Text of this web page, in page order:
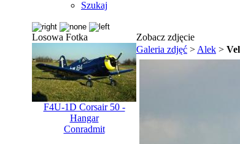
Szukaj
Losowa Fotka
F4U-1D Corsair 50 -
Hangar
Conradmit
Zobacz zdjęcie
Galeria zdjęć > Alek >